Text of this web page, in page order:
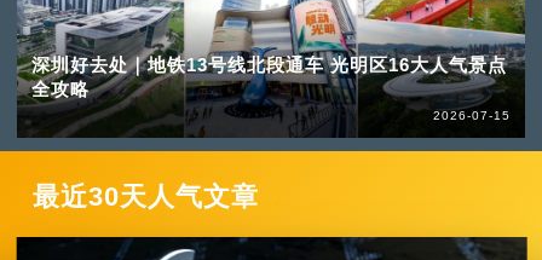
深圳好去处｜地铁13号线北段通车 光明区16大人气景点
全攻略
2026-07-15
最近30天人气文章